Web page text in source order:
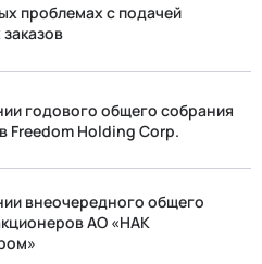
проблемах с подачей
заказов
годового общего собрания
Freedom Holding Corp.
внеочередного общего
АО «НАК